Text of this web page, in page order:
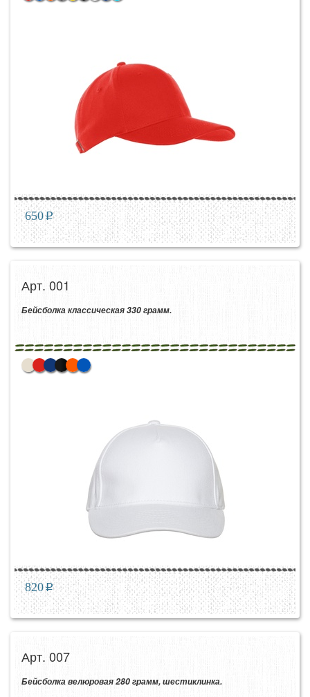
650p
Арт. 001
Бейсболка классическая 330 грамм.
820p
Арт. 007
Бейсболка велюровая 280 грамм, шестиклинка.